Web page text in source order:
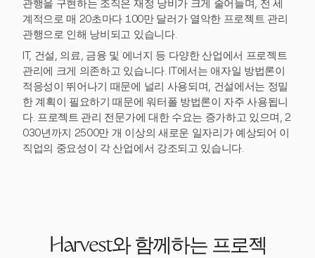
관행을 구현하는 조직은 재정 낭비가 크게 줄어들며, 전 세
계적으로 매 20초마다 100만 달러가 열악한 프로젝트 관리
관행으로 인해 낭비되고 있습니다.
IT, 건설, 의료, 금융 및 에너지 등 다양한 산업에서 프로젝트
관리에 크게 의존하고 있습니다. IT에서는 애자일 방법론이
적응성이 뛰어나기 때문에 널리 사용되며, 건설에서는 정밀
한 계획이 필요하기 때문에 워터폴 방법론이 자주 사용됩니
다. 프로젝트 관리 전문가에 대한 수요는 증가하고 있으며, 2
030년까지 2500만 개 이상의 새로운 일자리가 예상되어 이
직업의 중요성이 각 산업에서 강조되고 있습니다.
Harvest와 함께하는 프로젝